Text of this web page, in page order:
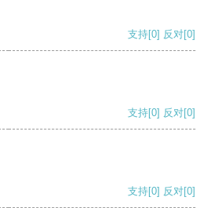
支持[0] 反对[0]
支持[0] 反对[0]
支持[0] 反对[0]